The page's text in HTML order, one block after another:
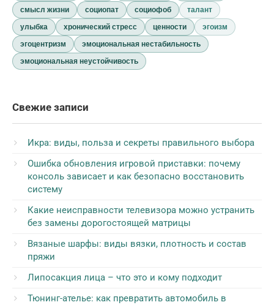
смысл жизни
социопат социофоб
талант
улыбка
хронический стресс ценности
эгоизм
эгоцентризм
эмоциональная нестабильность
эмоциональная неустойчивость
Свежие записи
Икра: виды, польза и секреты правильного выбора
Ошибка обновления игровой приставки: почему
консоль зависает и как безопасно восстановить
систему
Какие неисправности телевизора можно устранить
без замены дорогостоящей матрицы
Вязаные шарфы: виды вязки, плотность и состав
пряжи
Липосакция лица – что это и кому подходит
Тюнинг-ателье: как превратить автомобиль в